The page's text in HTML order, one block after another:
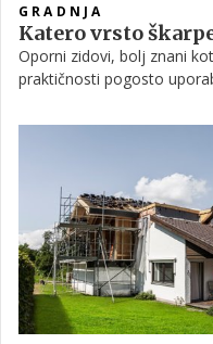
GRADNJA
Katero vrsto
Oporni zidovi, bolj znani
praktičnosti pogosto
brežine, da se ta ne osipa,
bolj praktično, terasasto.
zaščito hiše v primeru
estetske narave. In kakšne